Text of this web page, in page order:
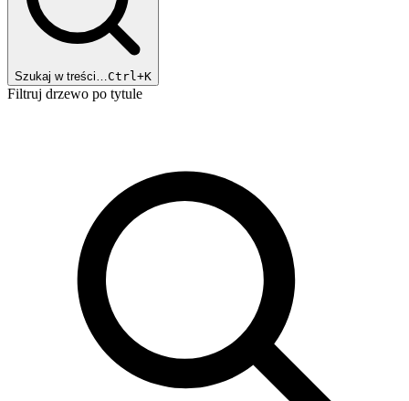
Szukaj w treści…Ctrl+K
Filtruj drzewo po tytule